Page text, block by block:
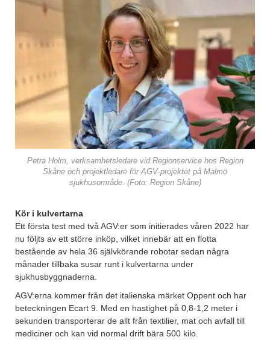
Petra Holm, verksamhetsledare vid Regionservice hos Region
Skåne och projektledare för AGV-projektet på Malmö
sjukhusområde. (Foto: Region Skåne)
Kör i kulvertarna
Ett första test med två AGV:er som initierades våren 2022 har
nu följts av ett större inköp, vilket innebär att en flotta
bestående av hela 36 självkörande robotar sedan några
månader tillbaka susar runt i kulvertarna under
sjukhusbyggnaderna.
AGV:erna kommer från det italienska märket Oppent och har
beteckningen Ecart 9. Med en hastighet på 0,8-1,2 meter i
sekunden transporterar de allt från textilier, mat och avfall till
mediciner och kan vid normal drift bära 500 kilo.